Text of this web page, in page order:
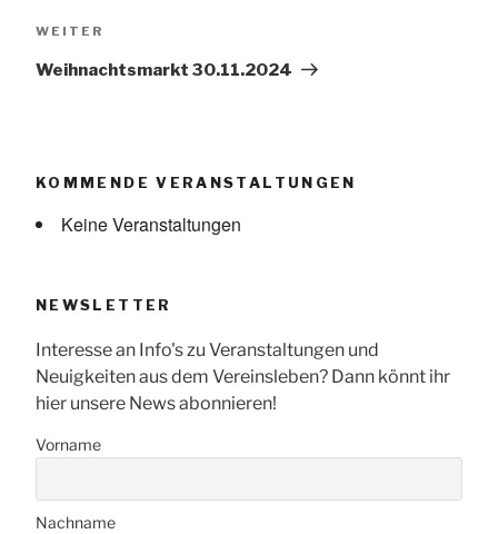
Nächster
WEITER
Weihnachtsmarkt 30.11.2024
KOMMENDE VERANSTALTUNGEN
Keine Veranstaltungen
NEWSLETTER
Interesse an Info's zu Veranstaltungen und
Neuigkeiten aus dem Vereinsleben? Dann könnt ihr
hier unsere News abonnieren!
Vorname
Nachname